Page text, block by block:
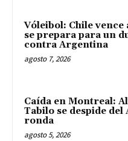
Vóleibol: Chile vence
se prepara para un
contra Argentina
agosto 7, 2026
Caída en Montreal:
Tabilo se despide del
ronda
agosto 5, 2026